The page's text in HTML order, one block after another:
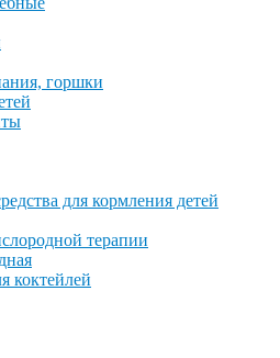
горшки
для кормления детей
терапии
коктейлей